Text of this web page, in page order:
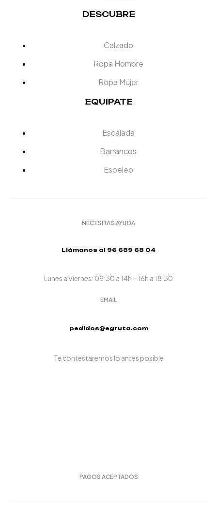
DESCUBRE
Calzado
Ropa Hombre
Ropa Mujer
EQUIPATE
Escalada
Barrancos
Espeleo
NECESITAS AYUDA
Llámanos al 96 689 68 04
Lunes a Viernes: 09:30 a 14h – 16h a 18:30
EMAIL
pedidos@egruta.com
Te contestaremos lo antes posible
PAGOS ACEPTADOS